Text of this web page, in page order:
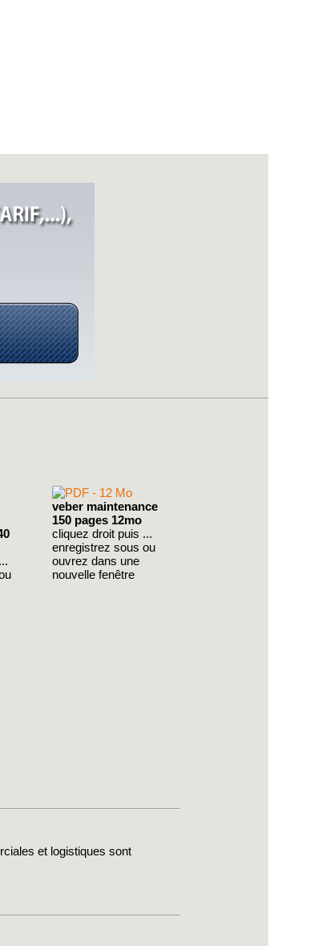
veber maintenance
150 pages 12mo
cliquez droit puis ...
enregistrez sous ou
ouvrez dans une
nouvelle fenêtre
et logistiques sont